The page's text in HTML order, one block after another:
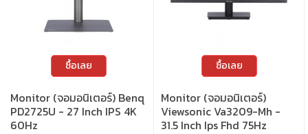
ซื้อเลย
Monitor (จอมอนิเตอร์) Benq
PD2725U - 27 Inch IPS 4K
60Hz
ซื้อเลย
Monitor (จอมอนิเตอร์)
Viewsonic Va3209-Mh -
31.5 Inch Ips Fhd 75Hz